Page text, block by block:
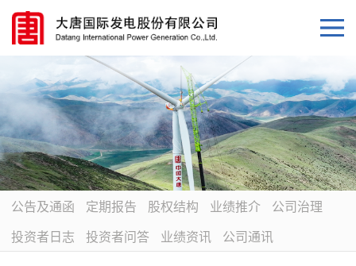
公告及通函 定期报告 股权结构 业绩推介
公司治理
投资者日志
投资者问答 业绩资讯 公司通讯